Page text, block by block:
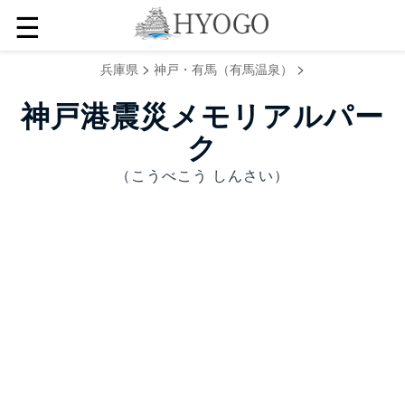
☰
兵庫県 > 神戸・有馬（有馬温泉） >
神戸港震災メモリアルパー
ク
（こうべこう しんさい）